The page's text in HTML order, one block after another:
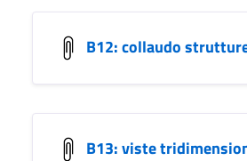
B12: collaudo
B13: viste